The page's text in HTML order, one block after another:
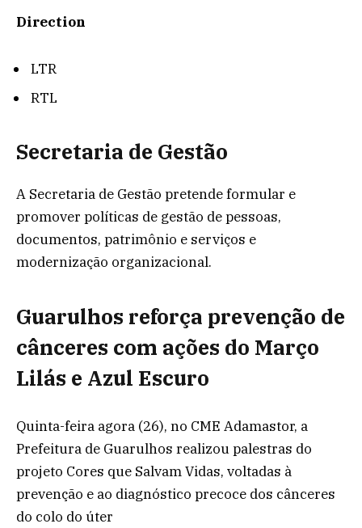
Direction
LTR
RTL
Secretaria de Gestão
A Secretaria de Gestão pretende formular e
promover políticas de gestão de pessoas,
documentos, patrimônio e serviços e
modernização organizacional.
Guarulhos reforça prevenção de
cânceres com ações do Março
Lilás e Azul Escuro
Quinta-feira agora (26), no CME Adamastor, a
Prefeitura de Guarulhos realizou palestras do
projeto Cores que Salvam Vidas, voltadas à
prevenção e ao diagnóstico precoce dos cânceres
do colo do úter